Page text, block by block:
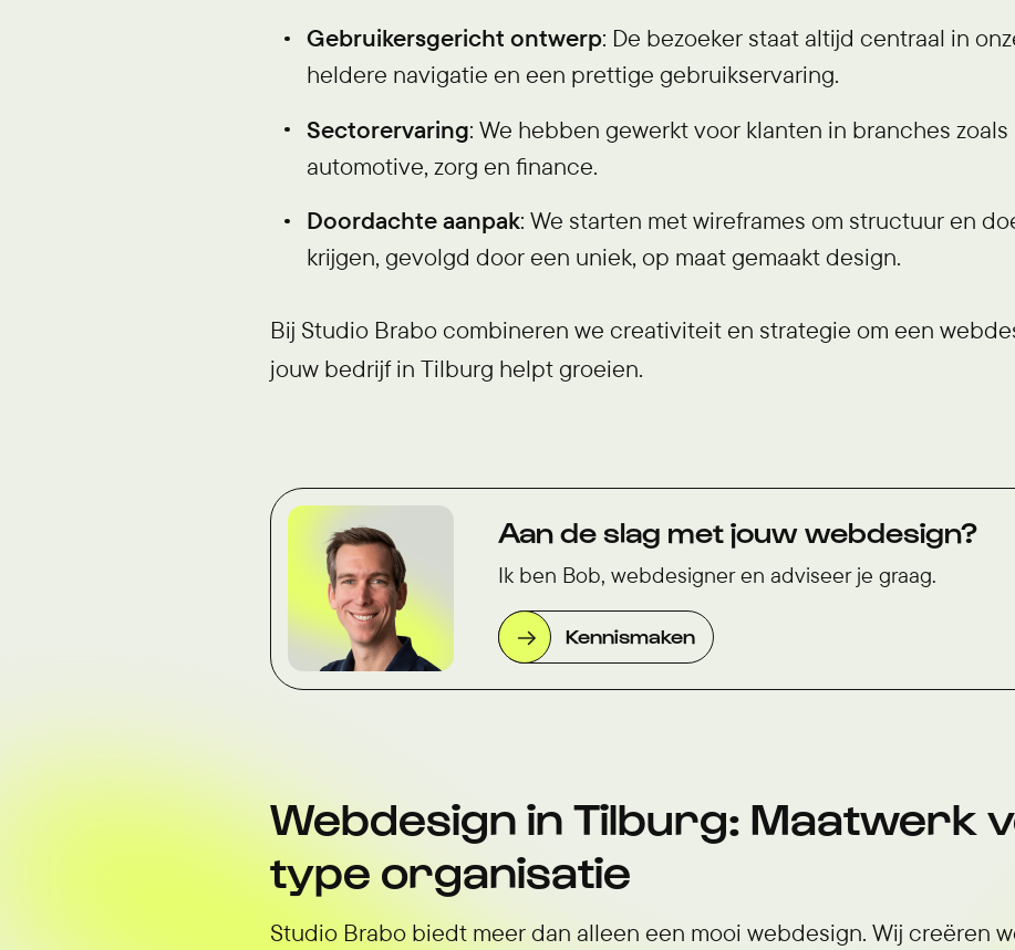
Gebruikersgericht ontwerp: De bezoeker staat altijd centraal in
heldere navigatie en een prettige gebruikservaring.
Sectorervaring: We hebben gewerkt voor klanten in branches
automotive, zorg en finance.
Doordachte aanpak: We starten met wireframes om structuur en
krijgen, gevolgd door een uniek, op maat gemaakt design.
Bij Studio Brabo combineren we creativiteit en strategie om een
jouw bedrijf in Tilburg helpt groeien.
Aan de slag met jouw webdesign?
Ik ben Bob, webdesigner en adviseer je graag.
Kennismaken
Webdesign in Tilburg: Maatwerk
type organisatie
Studio Brabo biedt meer dan alleen een mooi webdesign. Wij creëren